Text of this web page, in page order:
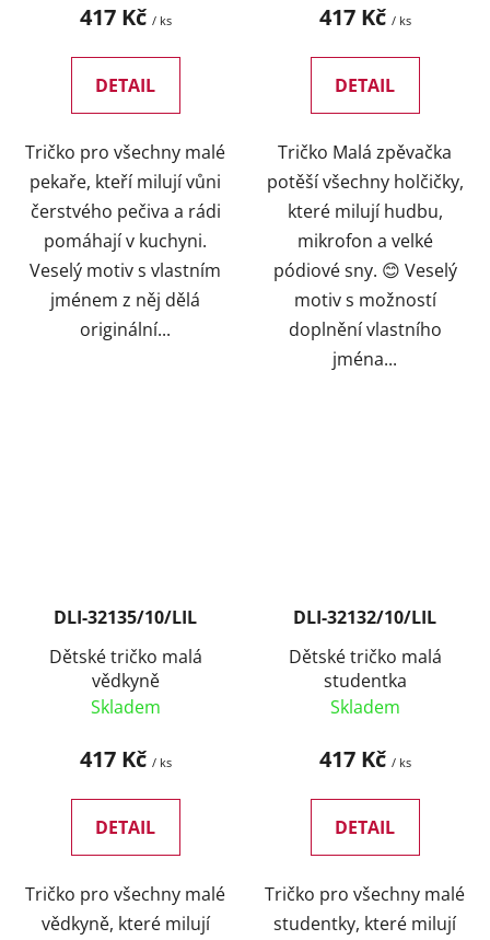
417 Kč / ks
DETAIL
Tričko pro všechny malé
pekaře, kteří milují vůni
čerstvého pečiva a rádi
pomáhají v kuchyni.
Veselý motiv s vlastním
jménem z něj dělá
originální...
417 Kč / ks
DETAIL
Tričko Malá zpěvačka
potěší všechny holčičky,
které milují hudbu,
mikrofon a velké
pódiové sny. 😊 Veselý
motiv s možností
doplnění vlastního
jména...
DLI-32135/10/LIL
Dětské tričko malá
vědkyně
Skladem
417 Kč / ks
DETAIL
Tričko pro všechny malé
vědkyně, které milují
DLI-32132/10/LIL
Dětské tričko malá
studentka
Skladem
417 Kč / ks
DETAIL
Tričko pro všechny malé
studentky, které milují